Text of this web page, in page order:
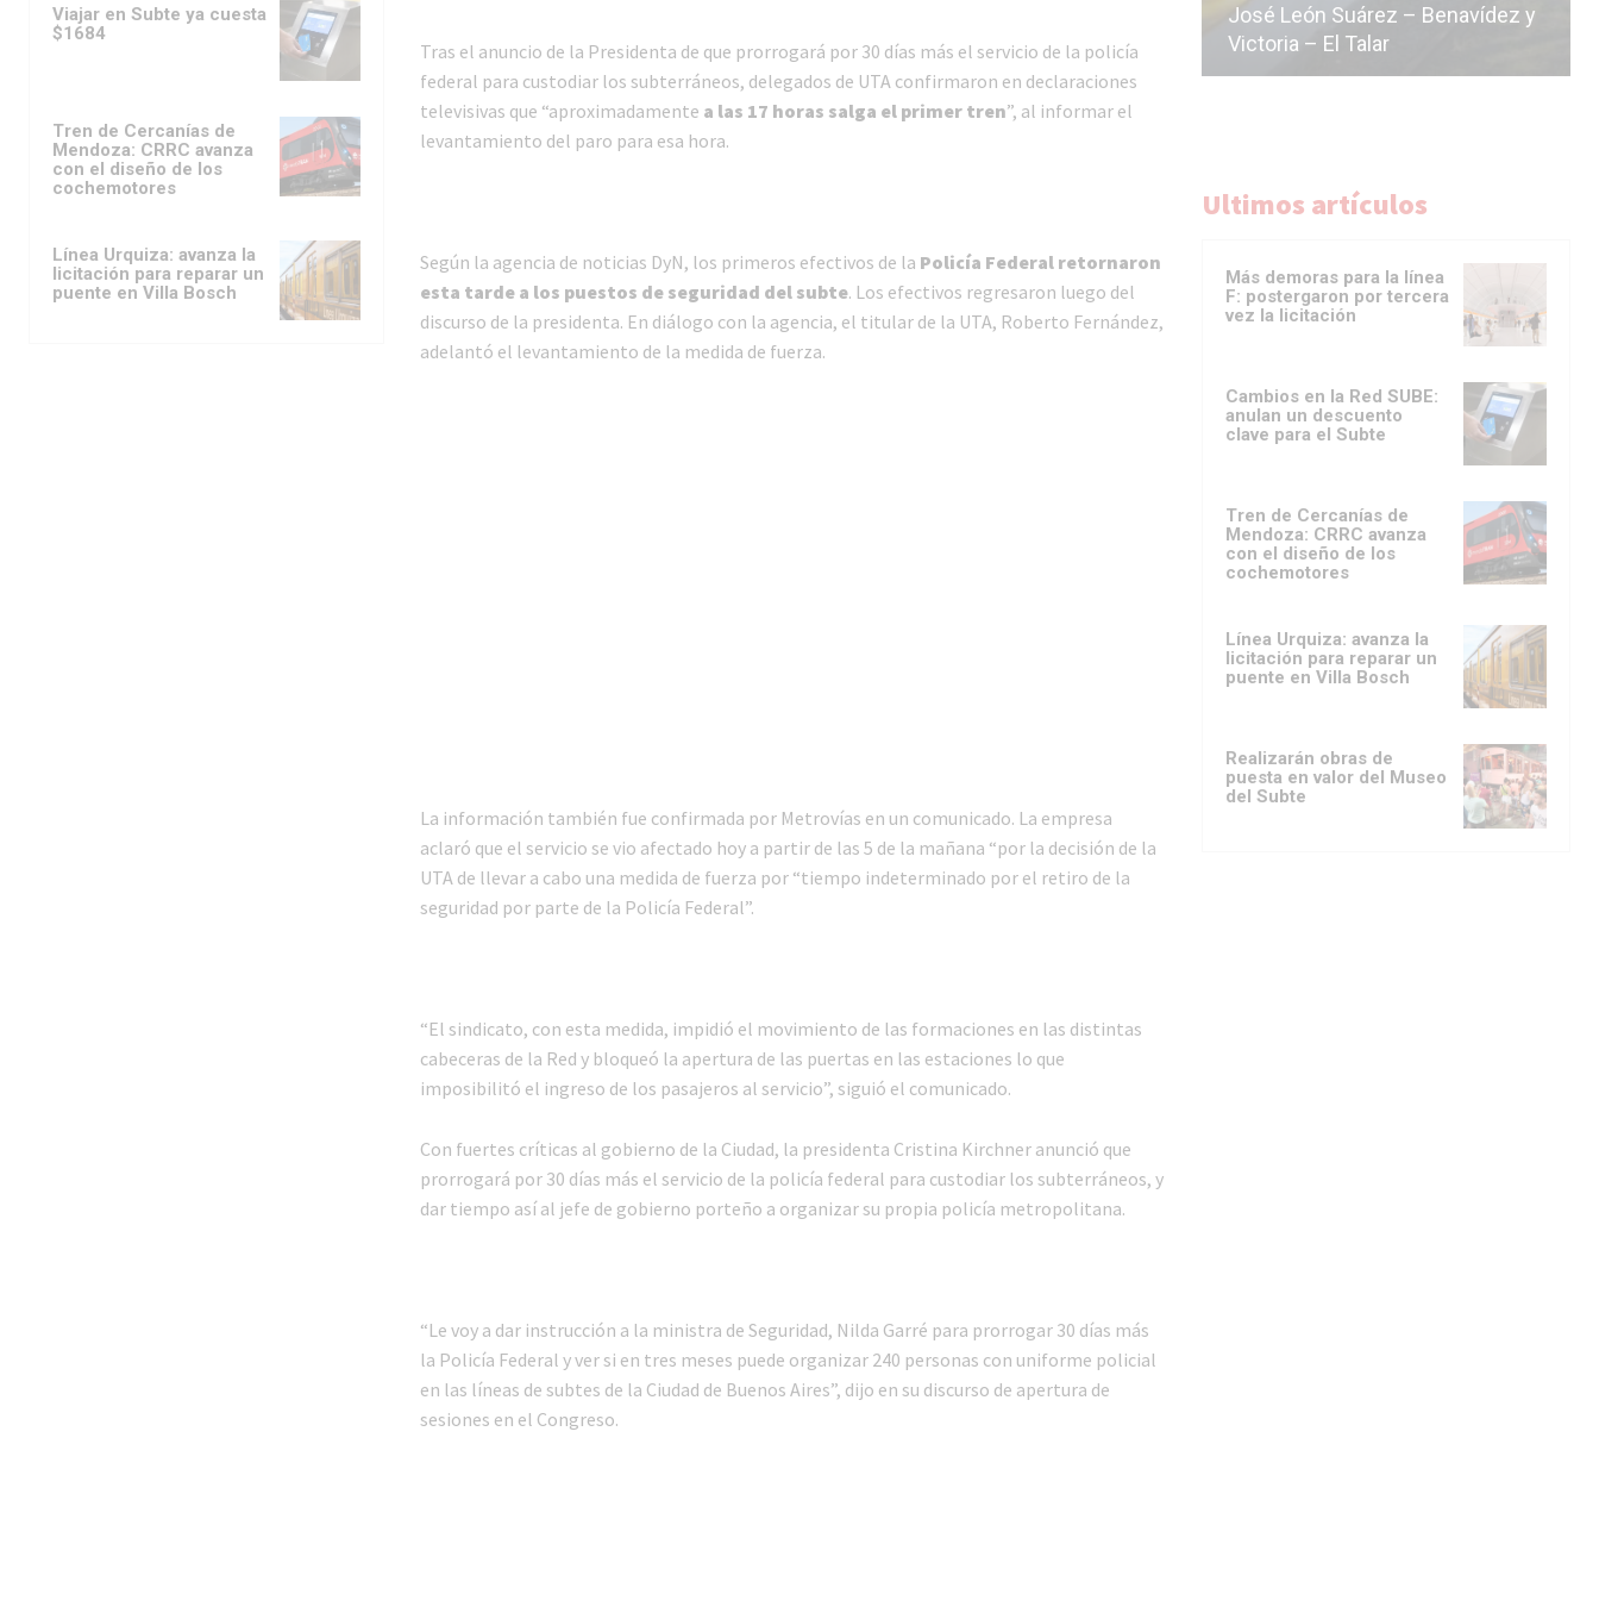
Viajar en Subte ya cuesta
$1684
Tren de Cercanías de
Mendoza: CRRC avanza
con el diseño de los
cochemotores
Línea Urquiza: avanza la
licitación para reparar un
puente en Villa Bosch
Tras el anuncio de la Presidenta de que prorrogará por 30 días más el servicio de la policía
federal para custodiar los subterráneos, delegados de UTA confirmaron en declaraciones
televisivas que “aproximadamente a las 17 horas salga el primer tren”, al informar el
levantamiento del paro para esa hora.
Según la agencia de noticias DyN, los primeros efectivos de la Policía Federal retornaron
esta tarde a los puestos de seguridad del subte. Los efectivos regresaron luego del
discurso de la presidenta. En diálogo con la agencia, el titular de la UTA, Roberto Fernández,
adelantó el levantamiento de la medida de fuerza.
La información también fue confirmada por Metrovías en un comunicado. La empresa
aclaró que el servicio se vio afectado hoy a partir de las 5 de la mañana “por la decisión de la
UTA de llevar a cabo una medida de fuerza por “tiempo indeterminado por el retiro de la
seguridad por parte de la Policía Federal”.
“El sindicato, con esta medida, impidió el movimiento de las formaciones en las distintas
cabeceras de la Red y bloqueó la apertura de las puertas en las estaciones lo que
imposibilitó el ingreso de los pasajeros al servicio”, siguió el comunicado.
Con fuertes críticas al gobierno de la Ciudad, la presidenta Cristina Kirchner anunció que
prorrogará por 30 días más el servicio de la policía federal para custodiar los subterráneos, y
dar tiempo así al jefe de gobierno porteño a organizar su propia policía metropolitana.
“Le voy a dar instrucción a la ministra de Seguridad, Nilda Garré para prorrogar 30 días más
la Policía Federal y ver si en tres meses puede organizar 240 personas con uniforme policial
en las líneas de subtes de la Ciudad de Buenos Aires”, dijo en su discurso de apertura de
sesiones en el Congreso.
la línea F
estación Nordelta
José León Suárez – Benavídez y
Victoria – El Talar
Ultimos artículos
Más demoras para la línea
F: postergaron por tercera
vez la licitación
Cambios en la Red SUBE:
anulan un descuento
clave para el Subte
Tren de Cercanías de
Mendoza: CRRC avanza
con el diseño de los
cochemotores
Línea Urquiza: avanza la
licitación para reparar un
puente en Villa Bosch
Realizarán obras de
puesta en valor del Museo
del Subte